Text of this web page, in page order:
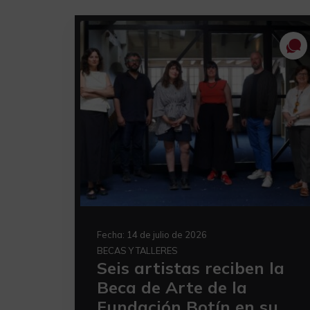
Fecha: 14 de julio de 2026
BECAS Y TALLERES
Seis artistas reciben la
Beca de Arte de la